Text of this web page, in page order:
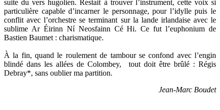
suite du vers hugolien. Restait à trouver l’instrument, cette voix si
particulière capable d’incarner le personnage, pour l’idylle puis le
conflit avec l’orchestre se terminant sur la lande irlandaise avec le
sublime Ar Éirinn Ní Neosfainn Cé Hi. Ce fut l’euphonium de
Bastien Baumet : charismatique.
À la fin, quand le roulement de tambour se confond avec l’engin
blindé dans les allées de Colombey, tout doit être brûlé : Régis
Debray*, sans oublier ma partition.
Jean-Marc Boudet